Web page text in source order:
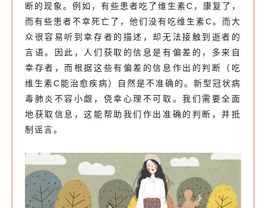
断的现象。例如，有些患者吃了维生素C，康复了，
而有些患者不幸死亡了，他们没有吃维生素C。而大
众很容易听到幸存者的描述，却无法接触到逝者的
言语。因此，人们获取的信息是有偏差的，多来自
幸存者，而根据这些有偏差的信息作出的判断（吃
维生素C能治愈疾病）自然是不准确的。新型冠状病
毒肺炎不容小觑，侥幸心理不可取。我们需要全面
地获取信息，这能帮助我们作出准确的判断，并抵
制谣言。